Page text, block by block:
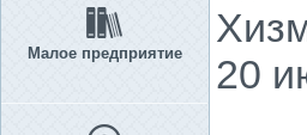
Малое предприятие
20